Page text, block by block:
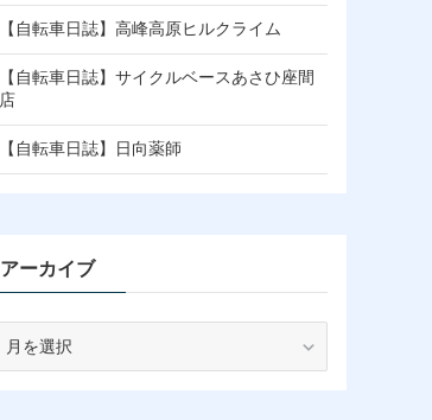
【自転車日誌】高峰高原ヒルクライム
【自転車日誌】サイクルベースあさひ座間
店
【自転車日誌】日向薬師
アーカイブ